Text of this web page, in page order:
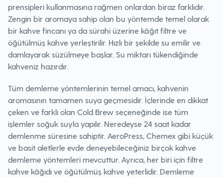
prensipleri kullanmasına rağmen onlardan biraz farklıdır.
Zengin bir aromaya sahip olan bu yöntemde temel olarak
bir kahve fincanı ya da sürahi üzerine kâğıt filtre ve
öğütülmüş kahve yerleştirilir. Hızlı bir şekilde su emilir ve
damlayarak süzülmeye başlar. Su miktarı tükendiğinde
kahveniz hazırdır.
Tüm demleme yöntemlerinin temel amacı, kahvenin
aromasının tamamen suya geçmesidir. İçlerinde en dikkat
çeken ve farklı olan Cold Brew seçeneğinde ise tüm
işlemler soğuk suyla yapılır. Neredeyse 24 saat kadar
demlenme süresine sahiptir. AeroPress, Chemex gibi küçük
ve basit aletlerle evde deneyebileceğiniz birçok kahve
demleme yöntemleri mevcuttur. Ayrıca, her biri için filtre
kahve kâğıdı ve öğütülmüş kahve yeterlidir. Demleme